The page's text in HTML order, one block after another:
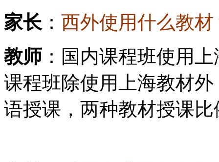
家长 ： 西外使用什么教材
教师 ：国内课程班使用
课程班除使用上海教材
语授课，两种教材授课比